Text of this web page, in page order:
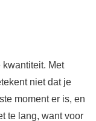
kwantiteit. Met
niet dat je
moment er is, en
te lang, want voor